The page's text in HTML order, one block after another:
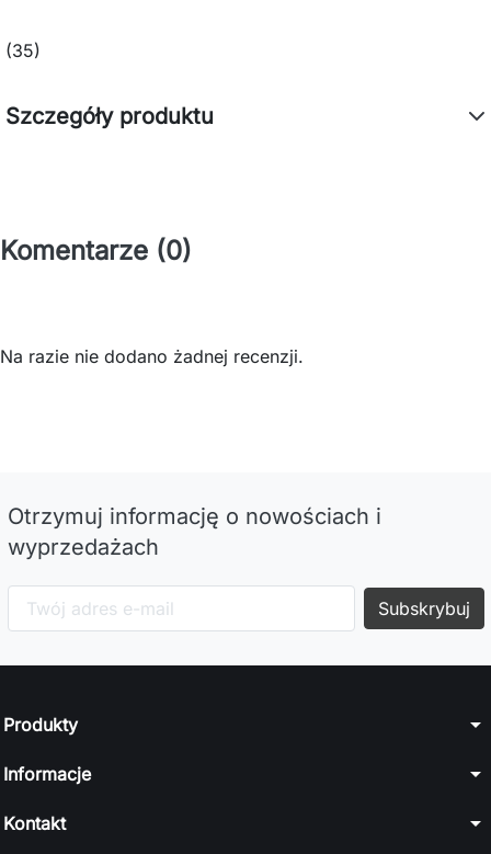
(35)
Szczegóły produktu
Komentarze (0)
Na razie nie dodano żadnej recenzji.
Otrzymuj informację o nowościach i
wyprzedażach
Produkty arrow_drop_down
Informacje arrow_drop_down
Kontakt arrow_drop_down